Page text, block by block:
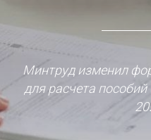
Минтруд изменил
для расчета